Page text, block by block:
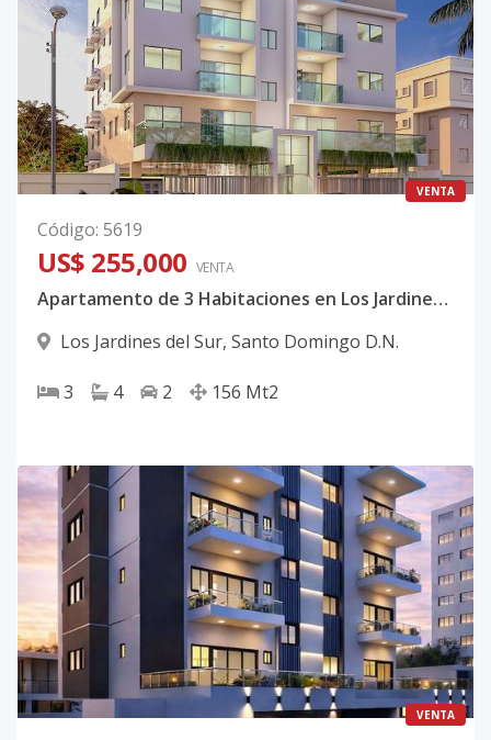
VENTA
Código: 5619
US$ 255,000 VENTA
Apartamento de 3 Habitaciones en Los Jardines del Sur
Los Jardines del Sur, Santo Domingo D.N.
3 4 2 156 Mt2
VENTA